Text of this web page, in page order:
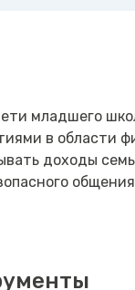
младшего
в области
доходы